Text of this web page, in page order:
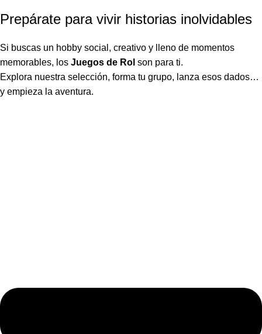
Prepárate para vivir historias inolvidables
Si buscas un hobby social, creativo y lleno de momentos
memorables, los Juegos de Rol son para ti.
Explora nuestra selección, forma tu grupo, lanza esos dados…
y empieza la aventura.